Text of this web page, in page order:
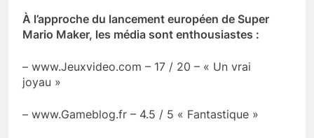
À l’approche du lancement européen de Super
Mario Maker, les média sont enthousiastes :
– www.Jeuxvideo.com – 17 / 20 – « Un vrai
joyau »
– www.Gameblog.fr – 4.5 / 5 « Fantastique »